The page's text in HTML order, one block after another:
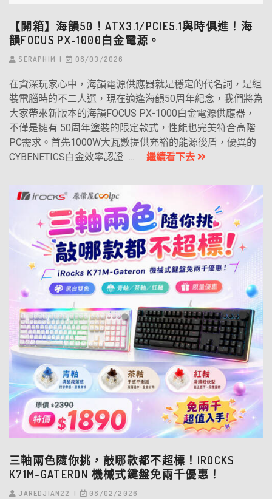
【開箱】海韻50！ATX3.1/PCIE5.1與時俱進！海
韻FOCUS PX-1000白金電源。
SERAPHIM 08/03/2026
在資深玩家心中，海韻電源供應器就是穩定的代名詞，是組
裝電腦時的不二人選，現在適逢海韻50周年紀念，我們將為
大家帶來新版本的海韻FOCUS PX-1000白金電源供應器，
不僅是擁有 50周年塗裝的限定款式，性能也完美符合高階
PC需求。首先1000W大瓦數提供充裕的能源後盾，優異的
CYBENETICS白金效率認證...... 繼續看下去
三軸兩色隨你挑，敲哪款都不超標！IROCKS
K71M-GATERON 機械式鍵盤免兩千優惠！
JAREDJIAN22 08/02/2026